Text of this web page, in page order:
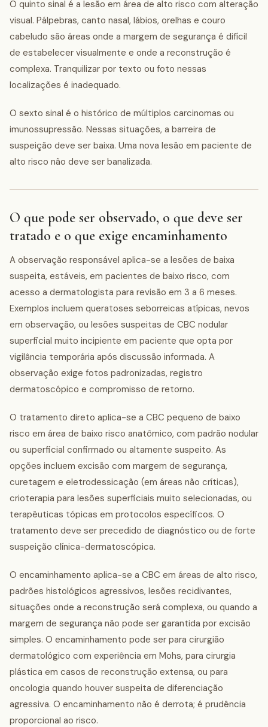
O quinto sinal é a lesão em área de alto risco com alteração
visual. Pálpebras, canto nasal, lábios, orelhas e couro
cabeludo são áreas onde a margem de segurança é difícil
de estabelecer visualmente e onde a reconstrução é
complexa. Tranquilizar por texto ou foto nessas
localizações é inadequado.
O sexto sinal é o histórico de múltiplos carcinomas ou
imunossupressão. Nessas situações, a barreira de
suspeição deve ser baixa. Uma nova lesão em paciente de
alto risco não deve ser banalizada.
O que pode ser observado, o que deve ser
tratado e o que exige encaminhamento
A observação responsável aplica-se a lesões de baixa
suspeita, estáveis, em pacientes de baixo risco, com
acesso a dermatologista para revisão em 3 a 6 meses.
Exemplos incluem queratoses seborreicas atípicas, nevos
em observação, ou lesões suspeitas de CBC nodular
superficial muito incipiente em paciente que opta por
vigilância temporária após discussão informada. A
observação exige fotos padronizadas, registro
dermatoscópico e compromisso de retorno.
O tratamento direto aplica-se a CBC pequeno de baixo
risco em área de baixo risco anatômico, com padrão nodular
ou superficial confirmado ou altamente suspeito. As
opções incluem excisão com margem de segurança,
curetagem e eletrodessicação (em áreas não críticas),
crioterapia para lesões superficiais muito selecionadas, ou
terapêuticas tópicas em protocolos específicos. O
tratamento deve ser precedido de diagnóstico ou de forte
suspeição clínica-dermatoscópica.
O encaminhamento aplica-se a CBC em áreas de alto risco,
padrões histológicos agressivos, lesões recidivantes,
situações onde a reconstrução será complexa, ou quando a
margem de segurança não pode ser garantida por excisão
simples. O encaminhamento pode ser para cirurgião
dermatológico com experiência em Mohs, para cirurgia
plástica em casos de reconstrução extensa, ou para
oncologia quando houver suspeita de diferenciação
agressiva. O encaminhamento não é derrota; é prudência
proporcional ao risco.